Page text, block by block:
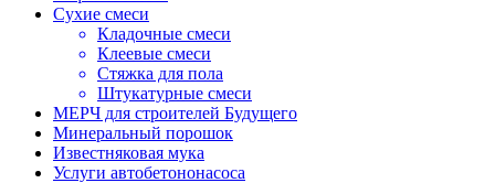
Сухие смеси
Кладочные смеси
Клеевые смеси
Стяжка для пола
Штукатурные смеси
МЕРЧ для строителей Будущего
Минеральный порошок
Известняковая мука
Услуги автобетононасоса